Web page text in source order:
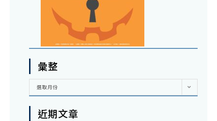
彙整
彙
選取月份
近期文章